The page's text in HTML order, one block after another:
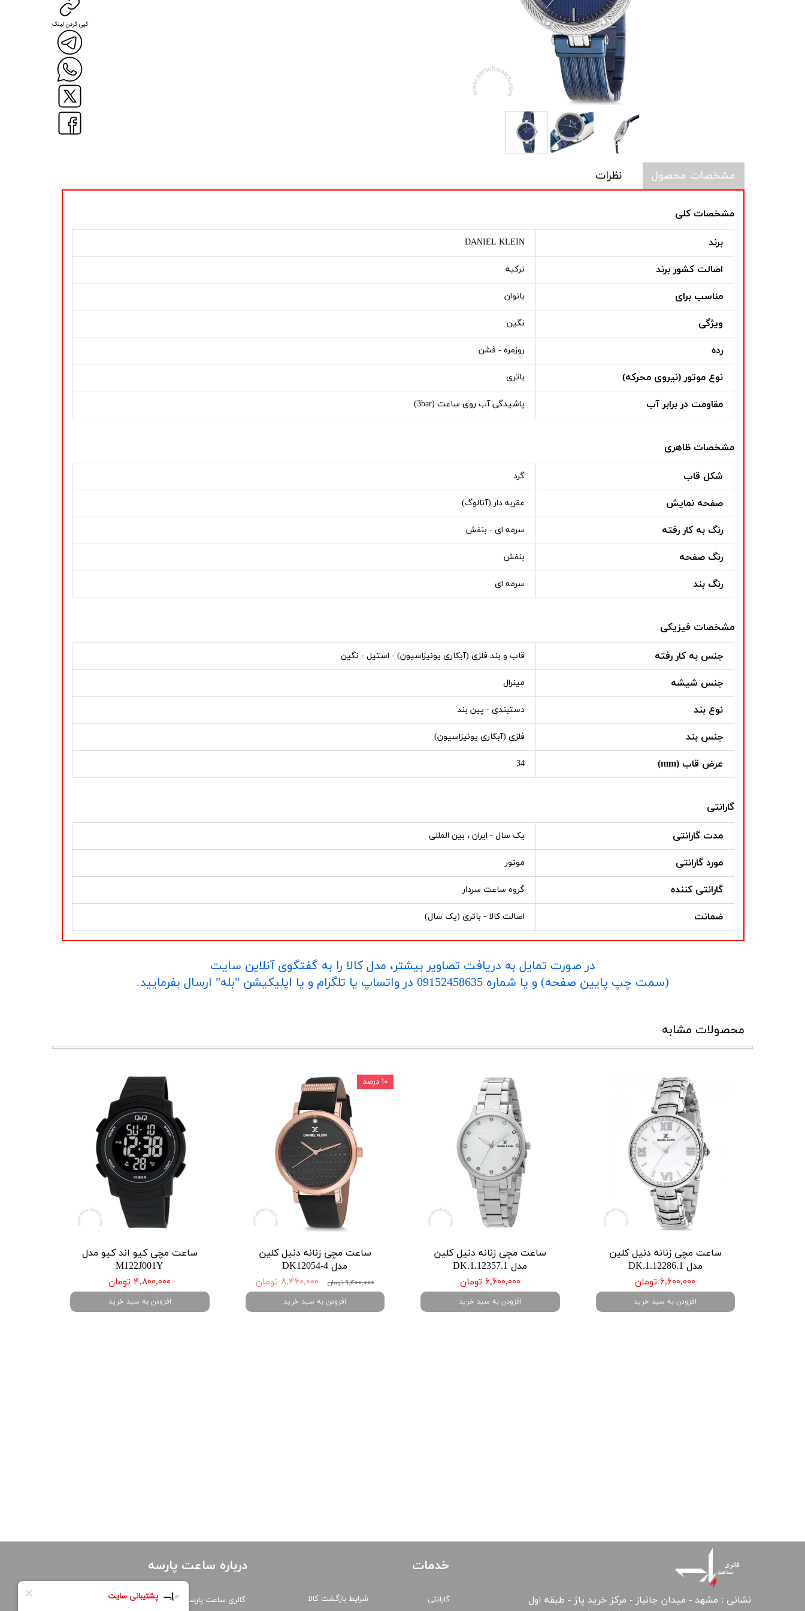
مشخصات محصول نظرات
مشخصات کلی
برند DANIEL KLEIN
اصالت کشور برند ترکیه
مناسب برای بانوان
ویژگی نگین
رده روزمره - فشن
نوع موتور (نیروی محرکه) باتری
مقاومت در برابر آب پاشیدگی آب روی ساعت (3bar)
مشخصات ظاهری
شکل قاب گرد
صفحه نمایش عقربه دار (آنالوگ)
رنگ به کار رفته سرمه ای - بنفش
رنگ صفحه بنفش
رنگ بند سرمه ای
مشخصات فیزیکی
جنس به کار رفته قاب و بند فلزی (آبکاری یونیزاسیون) - استیل - نگین
جنس شیشه مینرال
نوع بند دستبندی - پین بند
جنس بند فلزی (آبکاری یونیزاسیون)
عرض قاب (mm) 34
گارانتی
مدت گارانتی یک سال - ایران ، بین المللی
مورد گارانتی موتور
گارانتی کننده گروه ساعت سردار
ضمانت اصالت کالا - باتری (یک سال)
کپی کردن لینک
در صورت تمایل به دریافت تصاویر بیشتر، مدل کالا را به گفتگوی آنلاین سایت
​​​​​​​(سمت چپ پایین صفحه) و یا شماره 09152458635 در واتساپ یا تلگرام و یا اپلیکیشن "بله" ارسال بفرمایید.
محصولات مشابه
ساعت مچی زنانه دنیل کلین
مدل DK.1.12286.1
۶,۶۰۰,۰۰۰ تومان
افزودن به سبد خرید
ساعت مچی زنانه دنیل کلین
مدل DK.1.12357.1
۶,۶۰۰,۰۰۰ تومان
افزودن به سبد خرید
ساعت مچی زنانه دنیل کلین
مدل DK12054-4
۹,۴۰۰,۰۰۰ تومان ۸,۴۶۰,۰۰۰ تومان
افزودن به سبد خرید
۱۰ درصد
ساعت مچی کیو اند کیو مدل
M122J001Y
۴,۸۰۰,۰۰۰ تومان
افزودن به سبد خرید
نشانی : مشهد - میدان جانباز - مرکز خرید پاژ - طبقه اول
خدمات
گارانتی
درباره ساعت پارسه
گالری ساعت پارسه شرایط بازگشت کالا